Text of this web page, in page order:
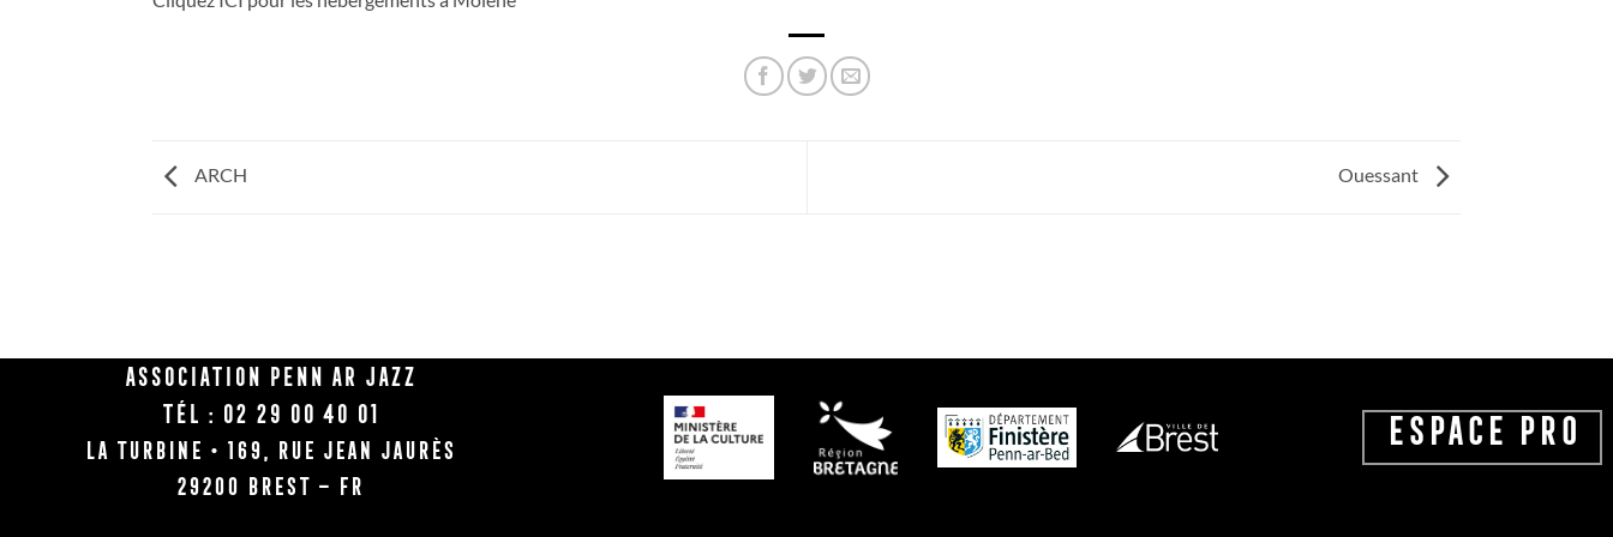
ARCH Ouessant
Association Penn Ar Jazz
Tél : 02 29 00 40 01
La Turbine • 169, rue Jean Jaurès
29200 BREST – FR
ESPACE PRO